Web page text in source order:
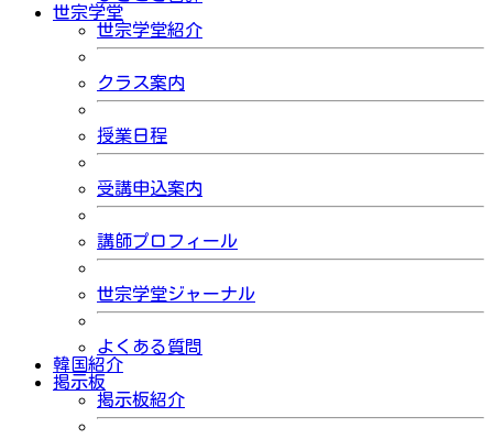
世宗学堂
世宗学堂紹介
クラス案内
授業日程
受講申込案内
講師プロフィール
世宗学堂ジャーナル
よくある質問
韓国紹介
掲示板
掲示板紹介